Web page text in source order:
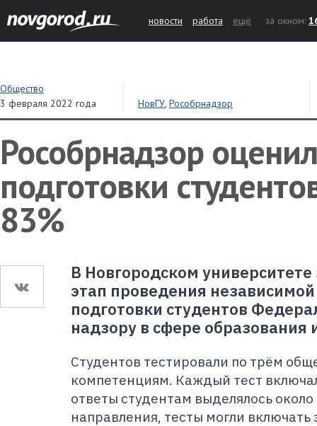
новости работа ещё за окном:
Общество
3 февраля 2022 года
НовГУ, Рособрнадзор
Рособрнадзор
подготовки
83%
В Новгородском
этап проведения
подготовки студентов
надзору в сфере образования
Студентов тестировали по трём
компетенциям. Каждый тест
ответы студентам выделялось
направления, тесты могли включать